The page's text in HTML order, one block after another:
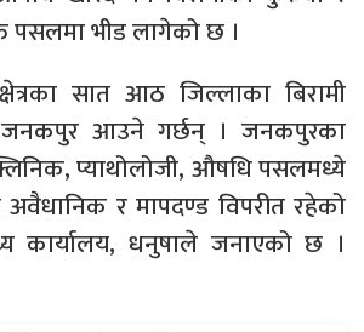
भीड लागेको छ ।
सात आठ जिल्लाका बिरामी
जनकपुर आउने गर्छन् । जनकपुरका
प्याथोलोजी, औषधि पसलमध्ये
अवैधानिक र मापदण्ड विपरीत रहेको
कार्यालय, धनुषाले जनाएको छ ।